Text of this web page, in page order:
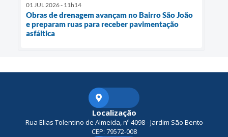
01 JUL 2026 - 11h14
Obras de drenagem avançam no Bairro São João
e preparam ruas para receber pavimentação
asfáltica
Localização
Rua Elias Tolentino de Almeida, nº 4098 - Jardim São Bento
CEP: 79572-008